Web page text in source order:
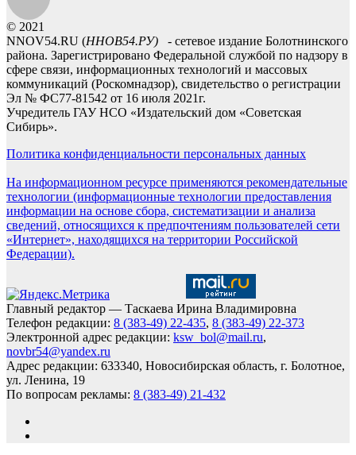
© 2021
NNOV54.RU (ННОВ54.РУ) - сетевое издание Болотнинского
района. Зарегистрировано Федеральной службой по надзору в
сфере связи, информационных технологий и массовых
коммуникаций (Роскомнадзор), свидетельство о регистрации
Эл № ФС77-81542 от 16 июля 2021г.
Учредитель ГАУ НСО «Издательский дом «Советская
Сибирь».
Политика конфиденциальности персональных данных
На информационном ресурсе применяются рекомендательные
технологии (информационные технологии предоставления
информации на основе сбора, систематизации и анализа
сведений, относящихся к предпочтениям пользователей сети
«Интернет», находящихся на территории Российской
Федерации).
Главный редактор — Таскаева Ирина Владимировна
Телефон редакции: 8 (383-49) 22-435, 8 (383-49) 22-373
Электронной адрес редакции: ksw_bol@mail.ru,
novbr54@yandex.ru
Адрес редакции: 633340, Новосибирская область, г. Болотное,
ул. Ленина, 19
По вопросам рекламы: 8 (383-49) 21-432